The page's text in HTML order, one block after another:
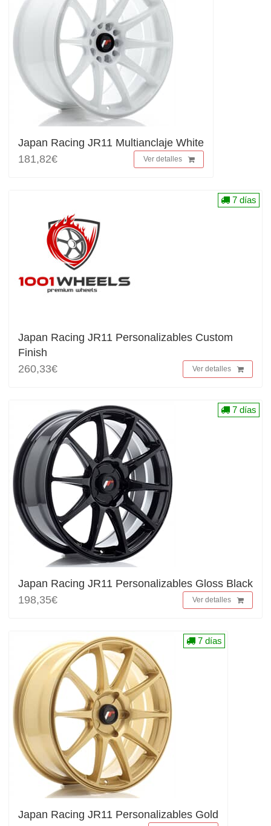
Japan Racing JR11 Multianclaje White
181,82€
Ver detalles
Japan Racing JR11 Personalizables Custom
Finish
260,33€
Ver detalles
7 días
Japan Racing JR11 Personalizables Gloss Black
198,35€
Ver detalles
7 días
Japan Racing JR11 Personalizables Gold
7 días